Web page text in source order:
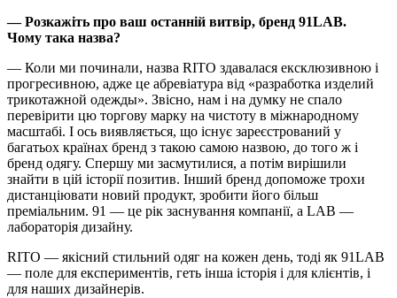
— Розкажіть про ваш останній витвір, бренд 91LAB.
Чому така назва?
— Коли ми починали, назва RITO здавалася ексклюзивною і
прогресивною, адже це абревіатура від «разработка изделий
трикотажной одежды». Звісно, нам і на думку не спало
перевірити цю торгову марку на чистоту в міжнародному
масштабі. І ось виявляється, що існує зареєстрований у
багатьох країнах бренд з такою самою назвою, до того ж і
бренд одягу. Спершу ми засмутилися, а потім вирішили
знайти в цій історії позитив. Інший бренд допоможе трохи
дистанціювати новий продукт, зробити його більш
преміальним. 91 — це рік заснування компанії, а LAB —
лабораторія дизайну.
RITO — якісний стильний одяг на кожен день, тоді як 91LAB
— поле для експериментів, геть інша історія і для клієнтів, і
для наших дизайнерів.